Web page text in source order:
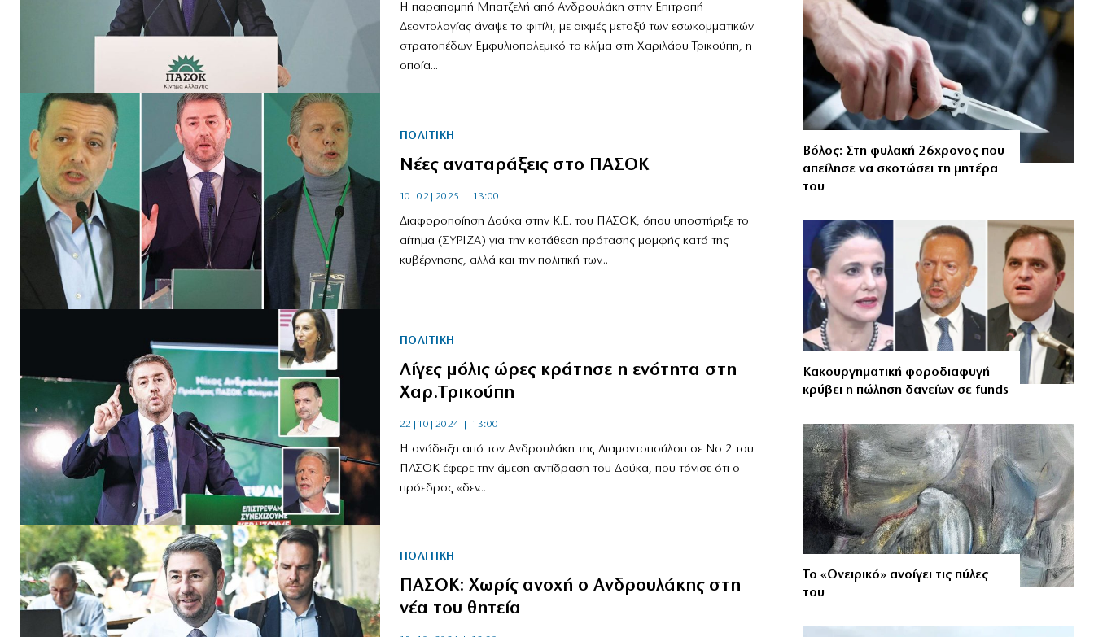
Η παραπομπή Μπατζελή από Ανδρουλάκη στην Επιτροπή
Δεοντολογίας άναψε το φιτίλι, με αιχμές μεταξύ των εσωκομματικών
στρατοπέδων Εμφυλιοπολεμικό το κλίμα στη Χαριλάου Τρικούπη, η
οποία...
ΠΟΛΙΤΙΚΗ
Νέες αναταράξεις στο ΠΑΣΟΚ
10|02|2025 | 13:00
Διαφοροποίηση Δούκα στην Κ.Ε. του ΠΑΣΟΚ, όπου υποστήριξε το
αίτημα (ΣΥΡΙΖΑ) για την κατάθεση πρότασης μομφής κατά της
κυβέρνησης, αλλά και την πολιτική των...
ΠΟΛΙΤΙΚΗ
Λίγες μόλις ώρες κράτησε η ενότητα στη
Χαρ.Τρικούπη
22|10|2024 | 13:00
Η ανάδειξη από τον Ανδρουλάκη της Διαμαντοπούλου σε Νο 2 του
ΠΑΣΟΚ έφερε την άμεση αντίδραση του Δούκα, που τόνισε ότι ο
πρόεδρος «δεν...
ΠΟΛΙΤΙΚΗ
ΠΑΣΟΚ: Χωρίς ανοχή ο Ανδρουλάκης στη
νέα του θητεία
Βόλος: Στη φυλακή 26χρονος που
απείλησε να σκοτώσει τη μητέρα
του
Κακουργηματική φοροδιαφυγή
κρύβει η πώληση δανείων σε funds
Το «Ονειρικό» ανοίγει τις πύλες
του